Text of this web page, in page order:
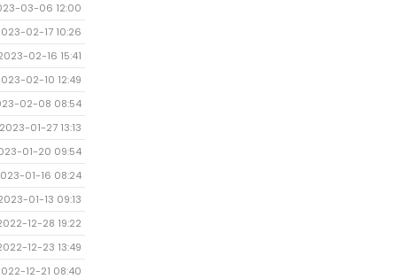
03-06 12:00
02-17 10:26
02-16 15:41
02-10 12:49
02-08 08:54
2023-01-27 13:13
01-20 09:54
01-16 08:24
01-13 09:13
12-28 19:22
12-23 13:49
12-21 08:40